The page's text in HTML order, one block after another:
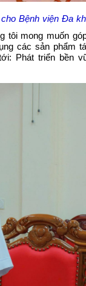
Bệnh viện Đa
tôi mong muốn
các sản phẩm
Phát triển bền